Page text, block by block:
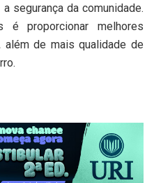
segurança da comunidade.
é proporcionar melhores
de mais qualidade de